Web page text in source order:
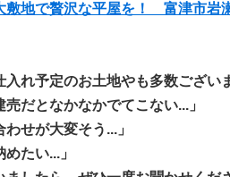
敷地で贅沢な平屋を！ 富津市岩
入れ予定のお土地やも多数ござい
売だとなかなかでてこない...」
わせが大変そう...」
たい...」